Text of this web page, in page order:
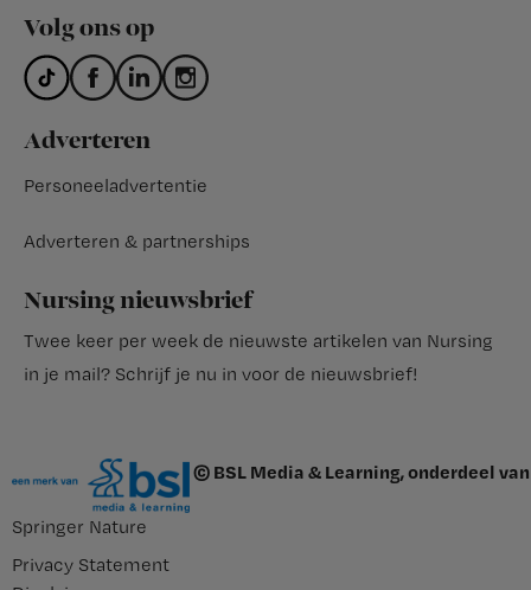
Volg ons op
Adverteren
Personeeladvertentie
Adverteren & partnerships
Nursing nieuwsbrief
Twee keer per week de nieuwste artikelen van Nursing
in je mail? Schrijf je nu in voor de nieuwsbrief!
© BSL Media & Learning, onderdeel van
Springer Nature
Privacy Statement